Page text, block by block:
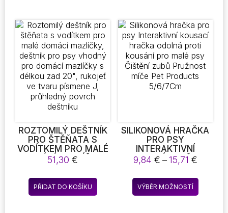
NÁSTROJ
variant.
lze
vybrat
na
ROZTOMILÝ DEŠTNÍK
PRO ŠTĚŇATA S
VODÍTKEM PRO MALÉ
DOMÁCÍ MAZLÍČKY,
DEŠTNÍK PRO PSY
VHODNÝ PRO DOMÁCÍ
MAZLÍČKY S DÉLKOU
ZAD 20″, RUKOJEŤ VE
51,30€
PŘIDAT DO KOŠÍKU
SILIKONOVÁ HRAČKA
PRO PSY
INTERAKTIVNÍ
KOUSACÍ HRAČKA
ODOLNÁ PROTI
KOUSÁNÍ PRO MALÉ
PSY ČIŠTĚNÍ ZUBŮ
PRUŽNOST MÍČE PET
9,84 € –15,71 €Rozpětí
9,84 €
až
VÝBĚR MOŽNOSTÍ
Tento
produkt